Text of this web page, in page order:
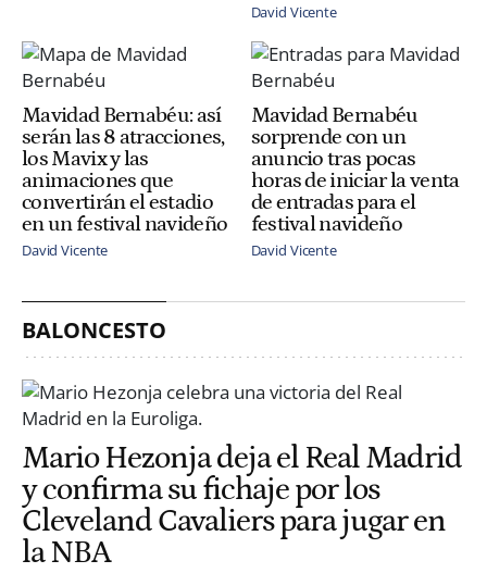
David Vicente
Mavidad Bernabéu: así
serán las 8 atracciones,
los Mavix y las
animaciones que
convertirán el estadio
en un festival navideño
David Vicente
Mavidad Bernabéu
sorprende con un
anuncio tras pocas
horas de iniciar la venta
de entradas para el
festival navideño
David Vicente
BALONCESTO
Mario Hezonja deja el Real Madrid
y confirma su fichaje por los
Cleveland Cavaliers para jugar en
la NBA